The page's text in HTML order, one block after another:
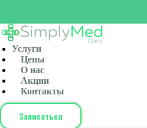
Услуги
Цены
О нас
Акции
Контакты
Записаться